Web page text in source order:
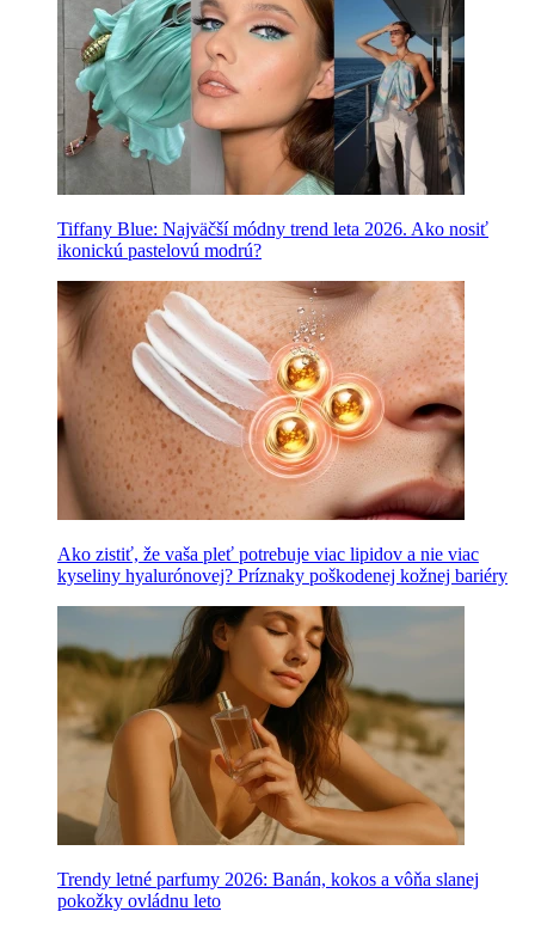
Tiffany Blue: Najväčší módny trend leta 2026. Ako nosiť
ikonickú pastelovú modrú?
Ako zistiť, že vaša pleť potrebuje viac lipidov a nie viac
kyseliny hyalurónovej? Príznaky poškodenej kožnej bariéry
Trendy letné parfumy 2026: Banán, kokos a vôňa slanej
pokožky ovládnu leto